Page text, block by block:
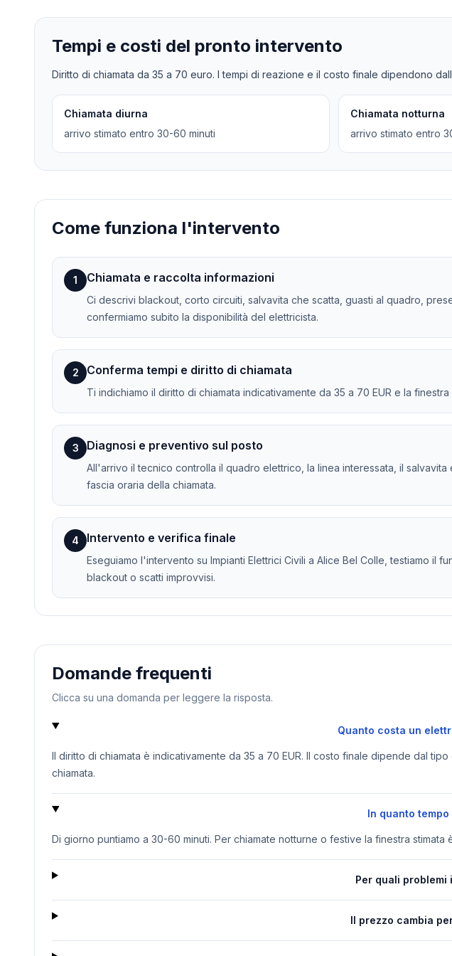
Tempi e costi del pronto intervento
Diritto di chiamata da 35 a 70 euro. I tempi di reazione e il costo finale dipendono
Chiamata diurna
arrivo stimato entro 30-60 minuti
Chiamata notturna
arrivo stimato entro
Come funziona l'intervento
1 Chiamata e raccolta informazioni
Ci descrivi blackout, corto circuiti, salvavita che scatta, guasti al quadro,
confermiamo subito la disponibilità del elettricista.
2 Conferma tempi e diritto di chiamata
Ti indichiamo il diritto di chiamata indicativamente da 35 a 70 EUR e la
3 Diagnosi e preventivo sul posto
All'arrivo il tecnico controlla il quadro elettrico, la linea interessata, il
fascia oraria della chiamata.
4 Intervento e verifica finale
Eseguiamo l'intervento su Impianti Elettrici Civili a Alice Bel Colle, testiamo
blackout o scatti improvvisi.
Domande frequenti
Clicca su una domanda per leggere la risposta.
Quanto costa un
Il diritto di chiamata è indicativamente da 35 a 70 EUR. Il costo finale dipende dal
chiamata.
In quanto
Di giorno puntiamo a 30-60 minuti. Per chiamate notturne o festive la finestra
Per quali
Il prezzo cambia